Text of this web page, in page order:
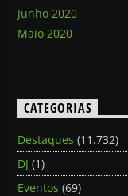
Junho 2020
Maio 2020
CATEGORIAS
Destaques (11.732)
DJ (1)
Eventos (69)